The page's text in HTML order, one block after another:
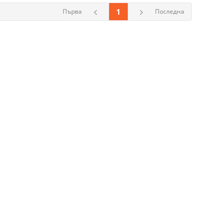
Последна
1
Първа